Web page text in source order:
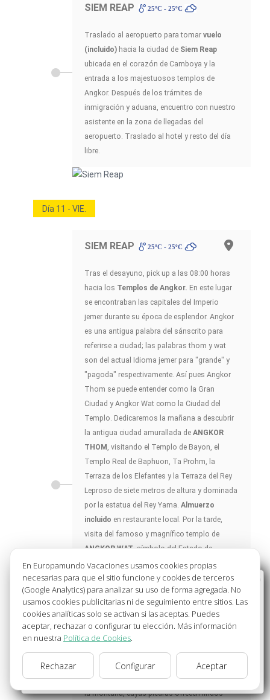
SIEM REAP
25ºC - 25ºC
Traslado al aeropuerto para tomar vuelo
(incluido) hacia la ciudad de Siem Reap
ubicada en el corazón de Camboya y la
entrada a los majestuosos templos de
Angkor. Después de los trámites de
inmigración y aduana, encuentro con nuestro
asistente en la zona de llegadas del
aeropuerto. Traslado al hotel y resto del día
libre.
Día 11 - VIE.
SIEM REAP 25ºC - 25ºC
Tras el desayuno, pick up a las 08:00 horas
hacia los Templos de Angkor. En este lugar
se encontraban las capitales del Imperio
jemer durante su época de esplendor. Angkor
es una antigua palabra del sánscrito para
referirse a ciudad; las palabras thom y wat
son del actual Idioma jemer para "grande" y
"pagoda" respectivamente. Así pues Angkor
Thom se puede entender como la Gran
Ciudad y Angkor Wat como la Ciudad del
Templo. Dedicaremos la mañana a descubrir
la antigua ciudad amurallada de ANGKOR
THOM , visitando el Templo de Bayon, el
Templo Real de Baphuon, Ta Prohm, la
Terraza de los Elefantes y la Terraza del Rey
Leproso de siete metros de altura y dominada
por la estatua del Rey Yama. Almuerzo
incluido en restaurante local. Por la tarde,
visita del famoso y magnífico templo de
ANGKOR WAT, símbolo del Estado de
Camboya y uno de los principales
monumentos Khmer, probablemente
consagrado al Rey Visnhu y al conocimiento
astronómico. Todos estos templos han sido
declarados Patrimonio de la Humanidad por
la Unesco y se trata del mayor y mejor
asiático. El día concluye con la visita del
Templo Pre Rup, conocido como el templo de
la montaña, cuyas piedras ofrecen lindos
Bienvenido a Europamundo Vacaciones, está usted
en el sitio internacional de:
Wellcome to Europamundo Vacations, your in the
international site of:
España
cambiar/change
En Europamundo Vacaciones usamos cookies propias
necesarias para que el sitio funcione y cookies de terceros
(Google Analytics) para analizar su uso de forma agregada. No
usamos cookies publicitarias ni de seguimiento entre sitios. Las
cookies analíticas solo se activan si las aceptas. Puedes
aceptar, rechazar o configurar tu elección. Más información
en nuestra Política de Cookies.
Rechazar Configurar Aceptar